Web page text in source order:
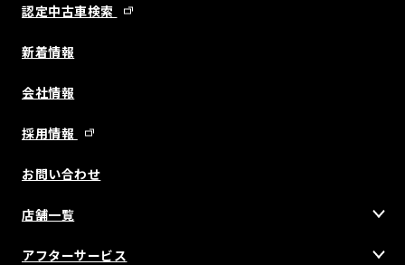
認定中古車検索
新着情報
会社情報
採用情報
お問い合わせ
店舗一覧
アフターサービス